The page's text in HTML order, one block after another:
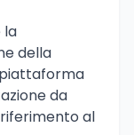
la
della
da
al